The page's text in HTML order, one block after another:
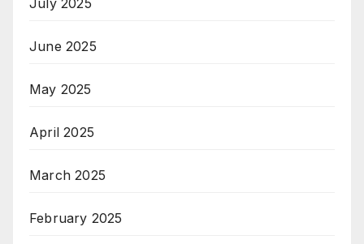
July 2025
June 2025
May 2025
April 2025
March 2025
February 2025